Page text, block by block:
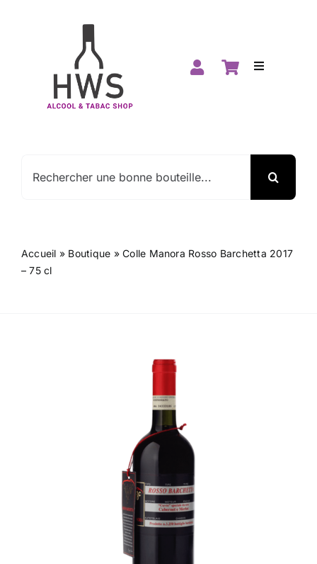
Toggle
Accueil
Accueil » Boutique »Colle Manora Rosso Barchetta 2017
– 75 cl